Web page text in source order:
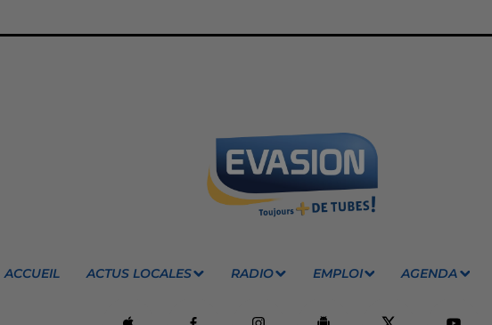
ACCUEIL ACTUS LOCALES RADIO EMPLOI AGENDA